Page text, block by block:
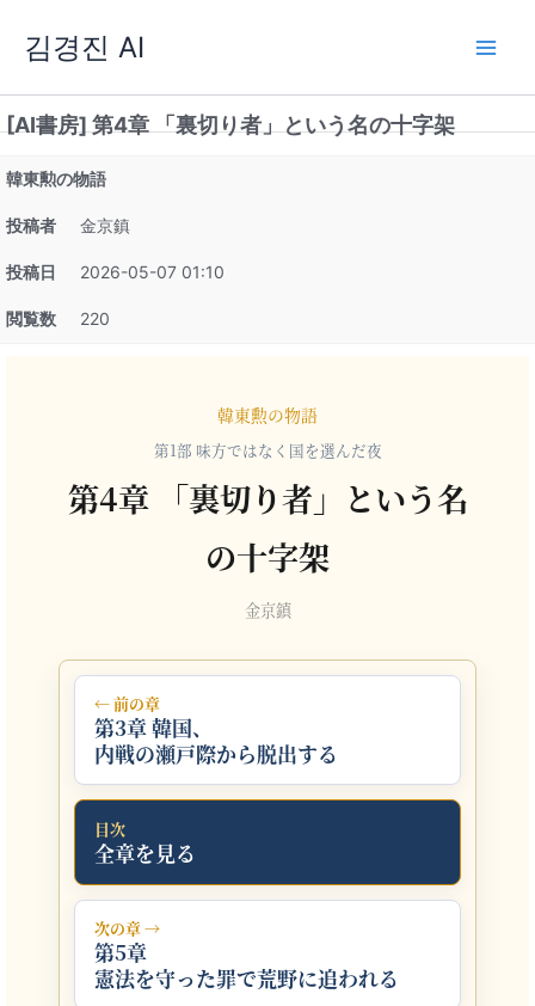
ス
キ
プ
김경진 AI
[AI書房] 第4章 「裏切り者」という名の十字架
韓東勲の物語
投稿者 金京鎮
投稿日 2026-05-07 01:10
閲覧数 220
韓東勲の物語
第1部 味方ではなく国を選んだ夜
第4章 「裏切り者」という名
の十字架
金京鎮
← 前の章
第3章 韓国、
内戦の瀬戸際から脱出する
目次
全章を見る
次の章 →
第5章
憲法を守った罪で荒野に追われる